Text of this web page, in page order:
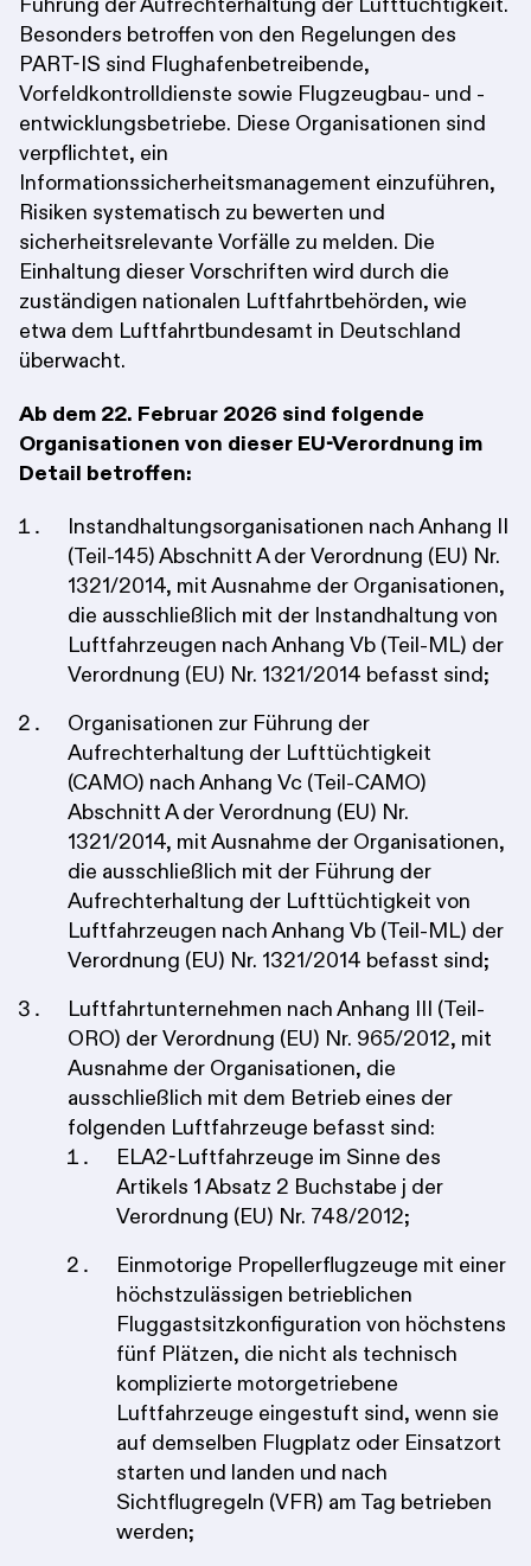
Besonders betroffen von den Regelungen des
PART-IS sind Flughafenbetreibende,
Vorfeldkontrolldienste sowie Flugzeugbau- und -
entwicklungsbetriebe. Diese Organisationen sind
verpflichtet, ein
Informationssicherheitsmanagement einzuführen,
Risiken systematisch zu bewerten und
sicherheitsrelevante Vorfälle zu melden. Die
Einhaltung dieser Vorschriften wird durch die
zuständigen nationalen Luftfahrtbehörden, wie
etwa dem Luftfahrtbundesamt in Deutschland
überwacht.
Ab dem 22. Februar 2026 sind folgende
Organisationen von dieser EU-Verordnung im
Detail betroffen:
Instandhaltungsorganisationen nach Anhang II
(Teil-145) Abschnitt A der Verordnung (EU) Nr.
1321/2014, mit Ausnahme der Organisationen,
die ausschließlich mit der Instandhaltung von
Luftfahrzeugen nach Anhang Vb (Teil-ML) der
Verordnung (EU) Nr. 1321/2014 befasst sind;
Organisationen zur Führung der
Aufrechterhaltung der Lufttüchtigkeit
(CAMO) nach Anhang Vc (Teil-CAMO)
Abschnitt A der Verordnung (EU) Nr.
1321/2014, mit Ausnahme der Organisationen,
die ausschließlich mit der Führung der
Aufrechterhaltung der Lufttüchtigkeit von
Luftfahrzeugen nach Anhang Vb (Teil-ML) der
Verordnung (EU) Nr. 1321/2014 befasst sind;
Luftfahrtunternehmen nach Anhang III (Teil-
ORO) der Verordnung (EU) Nr. 965/2012, mit
Ausnahme der Organisationen, die
ausschließlich mit dem Betrieb eines der
folgenden Luftfahrzeuge befasst sind:
ELA2-Luftfahrzeuge im Sinne des
Artikels 1 Absatz 2 Buchstabe j der
Verordnung (EU) Nr. 748/2012;
Einmotorige Propellerflugzeuge mit einer
höchstzulässigen betrieblichen
Fluggastsitzkonfiguration von höchstens
fünf Plätzen, die nicht als technisch
komplizierte motorgetriebene
Luftfahrzeuge eingestuft sind, wenn sie
auf demselben Flugplatz oder Einsatzort
starten und landen und nach
Sichtflugregeln (VFR) am Tag betrieben
werden;